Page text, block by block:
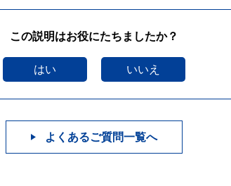
この説明はお役にたちましたか？
はい いいえ
よくあるご質問一覧へ